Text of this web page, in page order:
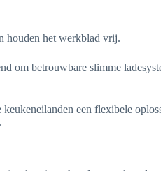
houden het werkblad vrij.
om betrouwbare slimme
een flexibele